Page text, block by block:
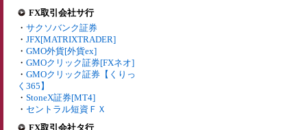
FX取引会社サ行
・ サクソバンク証券
・ JFX[MATRIXTRADER]
・ GMO外貨[外貨ex]
・ GMOクリック証券[FXネオ]
・ GMOクリック証券【くりっ
く365】
・ StoneX証券[MT4]
・ セントラル短資ＦＸ
FX取引会社タ行